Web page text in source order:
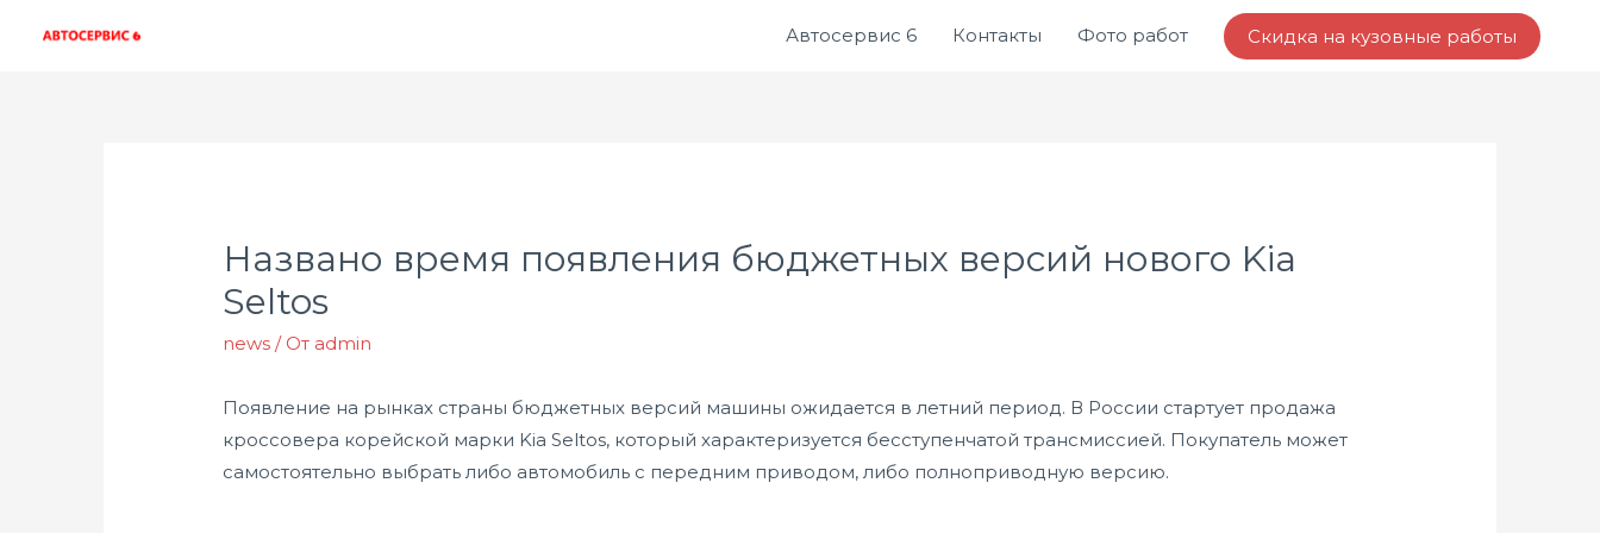
Автосервис 6 Контакты Фото работ Скидка на кузовные работы
Названо время появления бюджетных версий нового Kia
Seltos
news / От admin
Появление на рынках страны бюджетных версий машины ожидается в летний период. В России стартует продажа
кроссовера корейской марки Kia Seltos, который характеризуется бесступенчатой трансмиссией. Покупатель может
самостоятельно выбрать либо автомобиль с передним приводом, либо полноприводную версию.